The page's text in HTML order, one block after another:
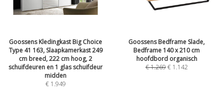
Goossens Kledingkast Big Choice
Type 41 163, Slaapkamerkast 249
cm breed, 222 cm hoog, 2
schuifdeuren en 1 glas schuifdeur
midden
€ 1.949
Goossens Bedframe Slade,
Bedframe 140 x 210 cm
hoofdbord organisch
€1.269 € 1.142